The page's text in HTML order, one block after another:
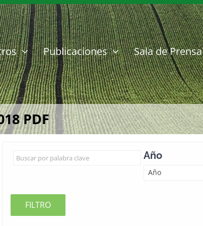
Publicaciones Sala de Prensa
PDF
Año
Año
FILTRO